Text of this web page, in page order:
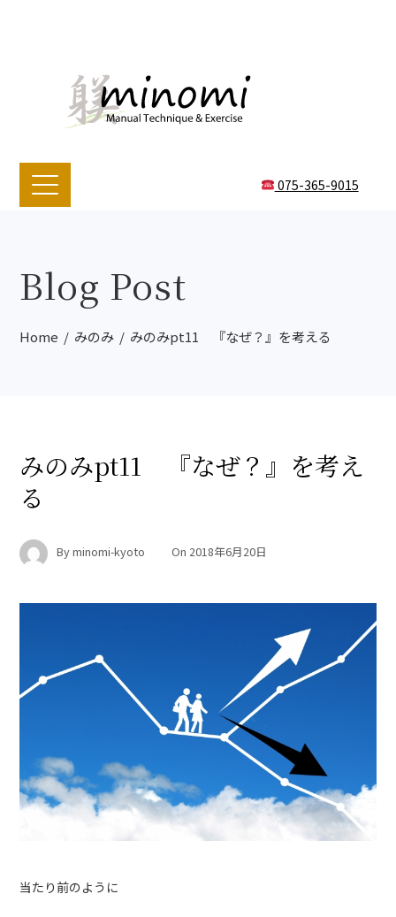
075-365-9015
Blog Post
Home みのみ みのみpt11 『なぜ？』を考える
みのみpt11 『なぜ？』を考え
る
Byminomi-kyoto On 2018年6月20日
当たり前のように